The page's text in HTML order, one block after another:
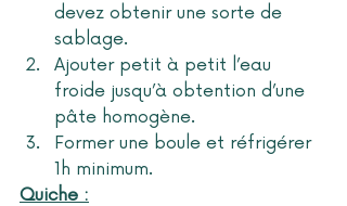
devez obtenir une sorte de
sablage.
Ajouter petit à petit l’eau
froide jusqu’à obtention d’une
pâte homogène.
Former une boule et réfrigérer
1h minimum.
Quiche :